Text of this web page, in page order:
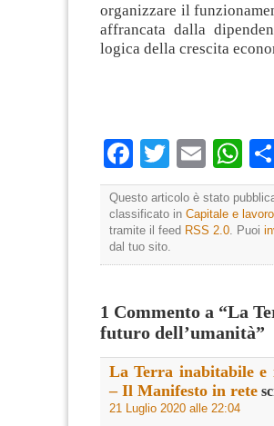
organizzare il
affrancata dalla
logica della crescita
Facebook
TwitterEmail
Questo articolo è stato
classificato in Capitale e lavoro
tramite il feed RSS 2.0 . Puoi
dal tuo sito.
1 Commento a “La
futuro dell’umanità”
La Terra inabitabile e
– Il Manifesto in rete
21 Luglio 2020 alle 22:04